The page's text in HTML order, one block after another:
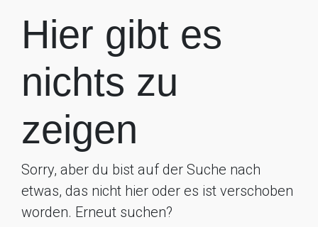
Hier gibt es
nichts zu
zeigen
Sorry, aber du bist auf der Suche nach
etwas, das nicht hier oder es ist verschoben
worden. Erneut suchen?